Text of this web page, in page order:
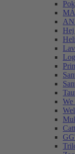
We